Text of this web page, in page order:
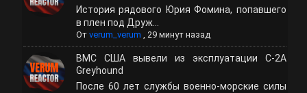
История рядового Юрия Фомина, попавшего
в плен под Друж...
От verum_verum , 29 минут назад
ВМС США вывели из эксплуатации C-2A
Greyhound
После 60 лет службы военно-морские силы